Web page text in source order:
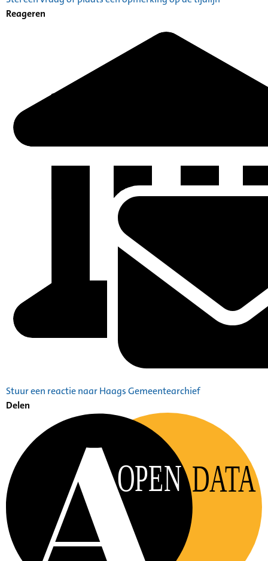
Reageren
Stuur een reactie naar Haags Gemeentearchief
Delen
OPEN DATA